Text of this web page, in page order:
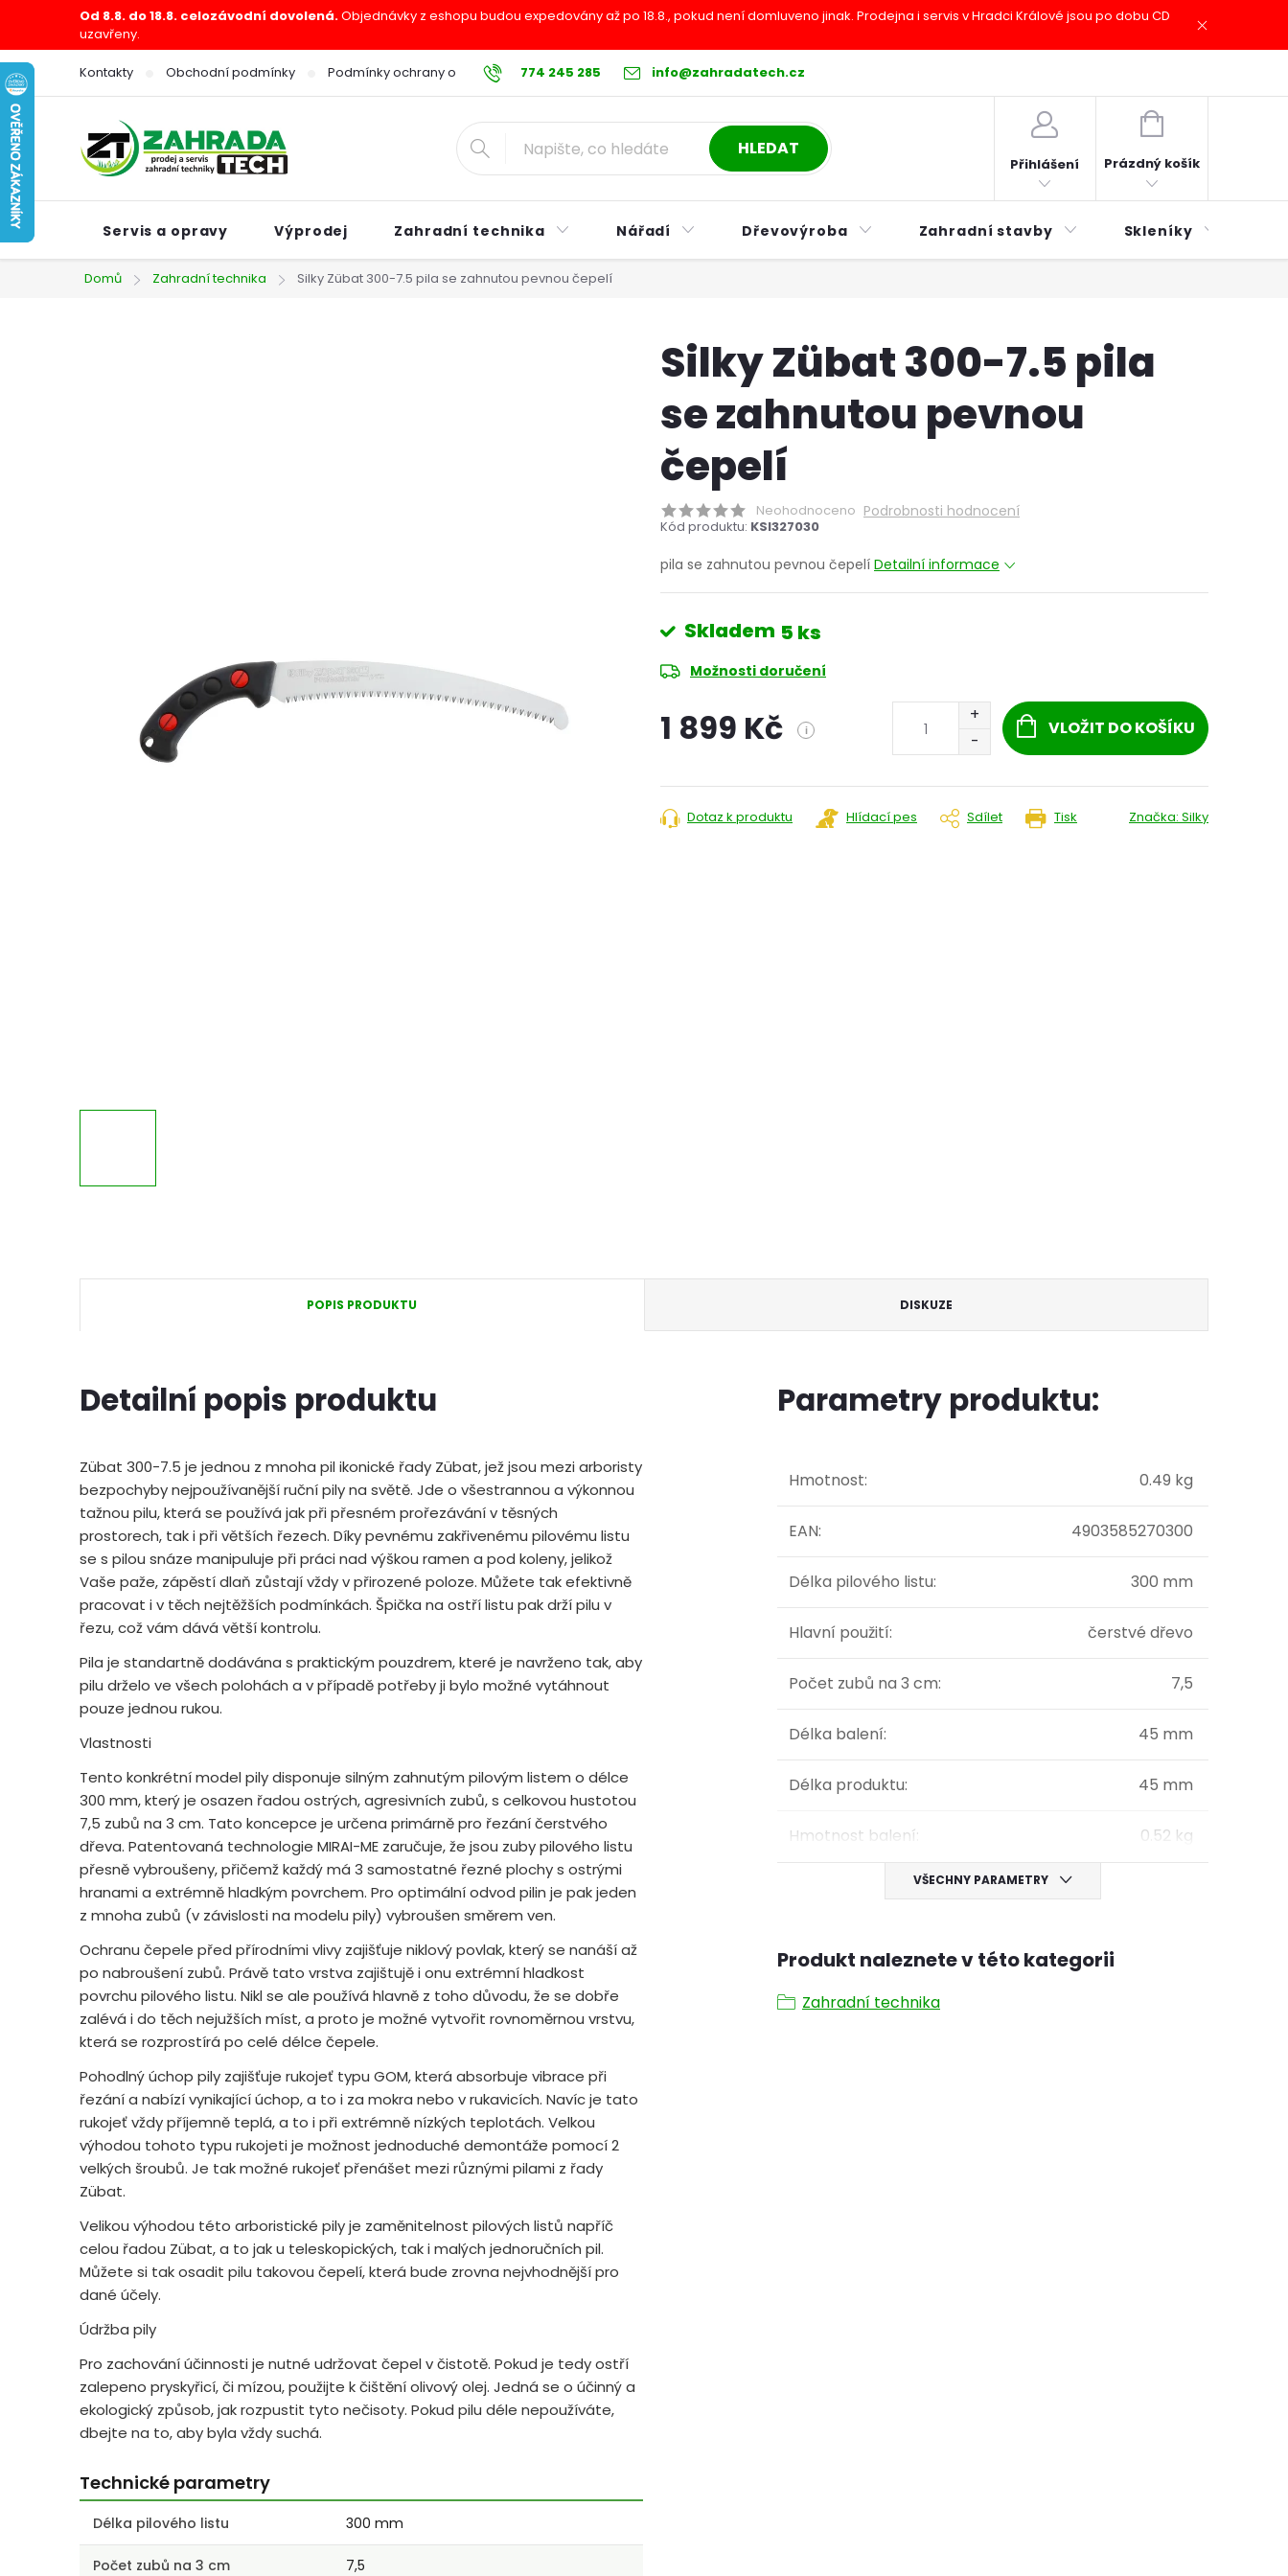
obsah
Od 8.8. do 18.8. celozávodní dovolená.Objednávky z eshopu budou expedovány až po 18.8., pokud není domluveno jinak. Prodejna i servis v Hradci Králové jsou po dobu CD
uzavřeny.
774 245 285 info@zahradatech.cz
Kontakty Obchodní podmínky Podmínky ochrany osobních údajů Reklamační řád Postup při nákupu na splátky ESSOX
HLEDAT
Přihlášení
NÁKUPNÍ
Prázdný košík
Servis a opravy Výprodej Zahradní technika Nářadí Dřevovýroba Zahradní stavby Skleníky
Domů Zahradní technika Silky Zübat 300-7.5 pila se zahnutou pevnou čepelí
Silky Zübat 300-7.5 pila
se zahnutou pevnou
čepelí
Neohodnoceno Podrobnosti hodnocení
Kód produktu: KSI327030
pila se zahnutou pevnou čepelí Detailní informace
Skladem 5 ks
Možnosti doručení
1 899 Kč i VLOŽIT DO KOŠÍKU
Tisk
Dotaz k produktu Hlídací pes Sdílet Značka: Silky
POPIS PRODUKTU DISKUZE
Detailní popis produktu
Zübat 300-7.5 je jednou z mnoha pil ikonické řady Zübat, jež jsou mezi arboristy
bezpochyby nejpoužívanější ruční pily na světě. Jde o všestrannou a výkonnou
tažnou pilu, která se používá jak při přesném prořezávání v těsných
prostorech, tak i při větších řezech. Díky pevnému zakřivenému pilovému listu
se s pilou snáze manipuluje při práci nad výškou ramen a pod koleny, jelikož
Vaše paže, zápěstí dlaň zůstají vždy v přirozené poloze. Můžete tak efektivně
pracovat i v těch nejtěžších podmínkách. Špička na ostří listu pak drží pilu v
řezu, což vám dává větší kontrolu.
Pila je standartně dodávána s praktickým pouzdrem, které je navrženo tak, aby
pilu drželo ve všech polohách a v případě potřeby ji bylo možné vytáhnout
pouze jednou rukou.
Vlastnosti
Tento konkrétní model pily disponuje silným zahnutým pilovým listem o délce
300 mm, který je osazen řadou ostrých, agresivních zubů, s celkovou hustotou
7,5 zubů na 3 cm. Tato koncepce je určena primárně pro řezání čerstvého
dřeva. Patentovaná technologie MIRAI-ME zaručuje, že jsou zuby pilového listu
přesně vybroušeny, přičemž každý má 3 samostatné řezné plochy s ostrými
hranami a extrémně hladkým povrchem. Pro optimální odvod pilin je pak jeden
z mnoha zubů (v závislosti na modelu pily) vybroušen směrem ven.
Ochranu čepele před přírodními vlivy zajišťuje niklový povlak, který se nanáší až
po nabroušení zubů. Právě tato vrstva zajištujě i onu extrémní hladkost
povrchu pilového listu. Nikl se ale používá hlavně z toho důvodu, že se dobře
zalévá i do těch nejužších míst, a proto je možné vytvořit rovnoměrnou vrstvu,
která se rozprostírá po celé délce čepele.
Pohodlný úchop pily zajišťuje rukojeť typu GOM, která absorbuje vibrace při
řezání a nabízí vynikající úchop, a to i za mokra nebo v rukavicích. Navíc je tato
rukojeť vždy příjemně teplá, a to i při extrémně nízkých teplotách. Velkou
výhodou tohoto typu rukojeti je možnost jednoduché demontáže pomocí 2
velkých šroubů. Je tak možné rukojeť přenášet mezi různými pilami z řady
Zübat.
Velikou výhodou této arboristické pily je zaměnitelnost pilových listů napříč
celou řadou Zübat, a to jak u teleskopických, tak i malých jednoručních pil.
Můžete si tak osadit pilu takovou čepelí, která bude zrovna nejvhodnější pro
dané účely.
Údržba pily
Pro zachování účinnosti je nutné udržovat čepel v čistotě. Pokud je tedy ostří
zalepeno pryskyřicí, či mízou, použijte k čištění olivový olej. Jedná se o účinný a
ekologický způsob, jak rozpustit tyto nečisoty. Pokud pilu déle nepoužíváte,
dbejte na to, aby byla vždy suchá.
Technické parametry
Délka pilového listu 300 mm
Počet zubů na 3 cm 7,5
Parametry produktu:
Hmotnost: 0.49 kg
EAN: 4903585270300
Délka pilového listu: 300 mm
Hlavní použití: čerstvé dřevo
Počet zubů na 3 cm: 7,5
Délka balení: 45 mm
Délka produktu: 45 mm
Hmotnost balení: 0.52 kg
VŠECHNY PARAMETRY
Produkt naleznete v této kategorii
Zahradní technika